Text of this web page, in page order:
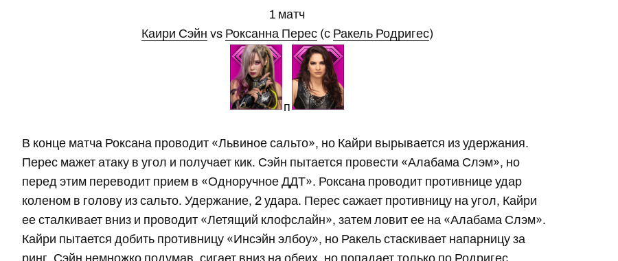
1 матч
Каири Сэйн vs Роксанна Перес(с Ракель Родригес)
п
В конце матча Роксана проводит «Львиное сальто», но Кайри вырывается из удержания.
Перес мажет атаку в угол и получает кик. Сэйн пытается провести «Алабама Слэм», но
перед этим переводит прием в «Одноручное ДДТ». Роксана проводит противнице удар
коленом в голову из сальто. Удержание, 2 удара. Перес сажает противницу на угол, Кайри
ее сталкивает вниз и проводит «Летящий клофслайн», затем ловит ее на «Алабама Слэм».
Кайри пытается добить противницу «Инсэйн элбоу», но Ракель стаскивает напарницу за
ринг. Сэйн немножко подумав, сигает вниз на обеих, но попадает только по Родригес.